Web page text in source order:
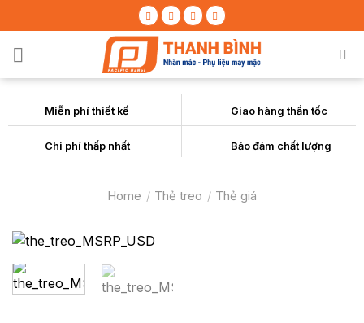
to
content
Miễn phí thiết kế Giao hàng thần tốc
Chi phí thấp nhất Bảo đảm chất lượng
Home / Thẻ treo / Thẻ giá